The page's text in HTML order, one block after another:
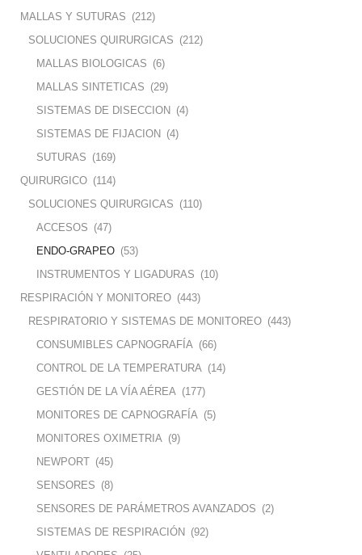
MALLAS Y SUTURAS (212)
SOLUCIONES QUIRURGICAS (212)
MALLAS BIOLOGICAS (6)
MALLAS SINTETICAS (29)
SISTEMAS DE DISECCION
(4)
SISTEMAS DE FIJACION
(4)
SUTURAS (169)
QUIRURGICO (114)
SOLUCIONES QUIRURGICAS (110)
ACCESOS (47)
ENDO-GRAPEO (53)
INSTRUMENTOS Y LIGADURAS (10)
RESPIRACIÓN Y MONITOREO (443)
RESPIRATORIO Y SISTEMAS DE MONITOREO (443)
CONSUMIBLES CAPNOGRAFÍA (66)
CONTROL DE LA TEMPERATURA (14)
GESTIÓN DE LA VÍA AÉREA (177)
MONITORES DE CAPNOGRAFÍA (5)
MONITORES OXIMETRIA (9)
NEWPORT (45)
SENSORES (8)
SENSORES DE PARÁMETROS AVANZADOS (2)
SISTEMAS DE RESPIRACIÓN
(92)